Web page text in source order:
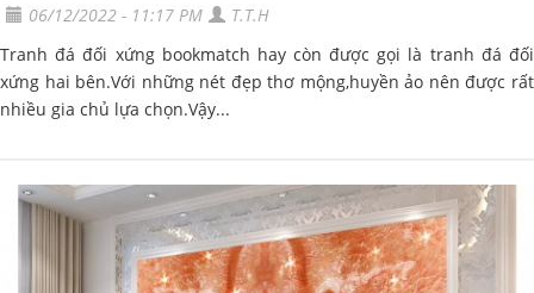
06/12/2022 - 11:17 PM
T.T.H
Tranh đá đối xứng bookmatch hay còn được gọi là tranh đá đối
xứng hai bên.Với những nét đẹp thơ mộng,huyền ảo nên được rất
nhiều gia chủ lựa chọn.Vậy...